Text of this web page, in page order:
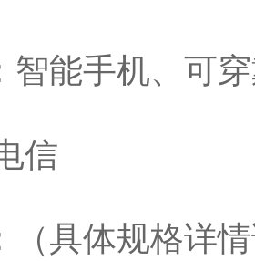
智能手机、可
信
（具体规格详